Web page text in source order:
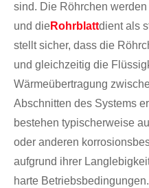
sind. Die Röhrchen
und dieRohrblattdient als
stellt sicher, dass die
und gleichzeitig die
Wärmeübertragung
Abschnitten des Systems
bestehen typischerweise
oder anderen
aufgrund ihrer
harte Betriebsbedingungen.